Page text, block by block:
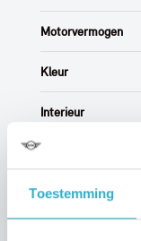
Toestemming
Motorvermogen
Kleur
Interieur
ALLE